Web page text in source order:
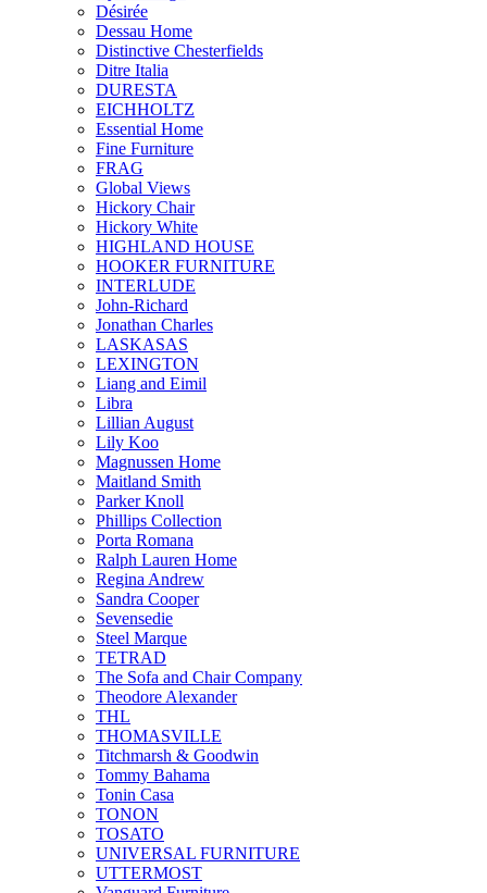
Désirée
Dessau Home
Distinctive Chesterfields
Ditre Italia
DURESTA
EICHHOLTZ
Essential Home
Fine Furniture
FRAG
Global Views
Hickory Chair
Hickory White
HIGHLAND HOUSE
HOOKER FURNITURE
INTERLUDE
John-Richard
Jonathan Charles
LASKASAS
LEXINGTON
Liang and Eimil
Libra
Lillian August
Lily Koo
Magnussen Home
Maitland Smith
Parker Knoll
Phillips Collection
Porta Romana
Ralph Lauren Home
Regina Andrew
Sandra Cooper
Sevensedie
Steel Marque
TETRAD
The Sofa and Chair Company
Theodore Alexander
THL
THOMASVILLE
Titchmarsh & Goodwin
Tommy Bahama
Tonin Casa
TONON
TOSATO
UNIVERSAL FURNITURE
UTTERMOST